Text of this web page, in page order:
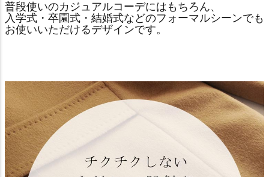
普段使いのカジュアルコーデにはもちろん、
入学式・卒園式・結婚式などのフォーマルシーンでも
お使いいただけるデザインです。